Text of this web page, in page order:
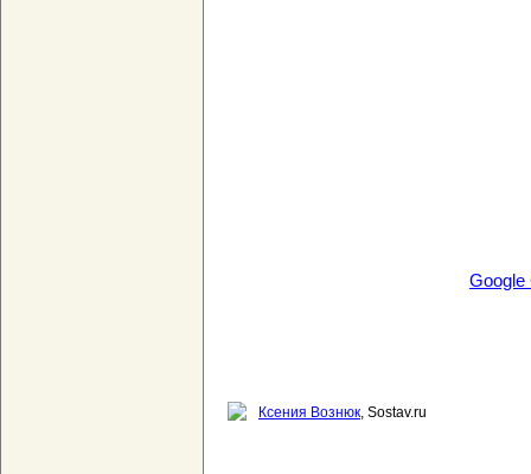
Google
Ксения Вознюк, Sostav.ru